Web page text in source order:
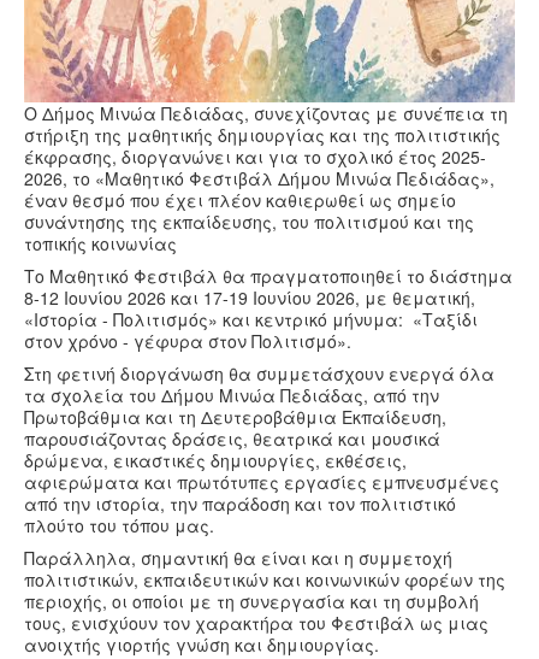
Ο Δήμος Μινώα Πεδιάδας, συνεχίζοντας με συνέπεια τη
στήριξη της μαθητικής δημιουργίας και της πολιτιστικής
έκφρασης, διοργανώνει και για το σχολικό έτος 2025-
2026, το «Μαθητικό Φεστιβάλ Δήμου Μινώα Πεδιάδας»,
έναν θεσμό που έχει πλέον καθιερωθεί ως σημείο
συνάντησης της εκπαίδευσης, του πολιτισμού και της
τοπικής κοινωνίας
Το Μαθητικό Φεστιβάλ θα πραγματοποιηθεί το διάστημα
8-12 Ιουνίου 2026 και 17-19 Ιουνίου 2026, με θεματική,
«Ιστορία - Πολιτισμός» και κεντρικό μήνυμα: «Ταξίδι
στον χρόνο - γέφυρα στον Πολιτισμό».
Στη φετινή διοργάνωση θα συμμετάσχουν ενεργά όλα
τα σχολεία του Δήμου Μινώα Πεδιάδας, από την
Πρωτοβάθμια και τη Δευτεροβάθμια Εκπαίδευση,
παρουσιάζοντας δράσεις, θεατρικά και μουσικά
δρώμενα, εικαστικές δημιουργίες, εκθέσεις,
αφιερώματα και πρωτότυπες εργασίες εμπνευσμένες
από την ιστορία, την παράδοση και τον πολιτιστικό
πλούτο του τόπου μας.
Παράλληλα, σημαντική θα είναι και η συμμετοχή
πολιτιστικών, εκπαιδευτικών και κοινωνικών φορέων της
περιοχής, οι οποίοι με τη συνεργασία και τη συμβολή
τους, ενισχύουν τον χαρακτήρα του Φεστιβάλ ως μιας
ανοιχτής γιορτής γνώση και δημιουργίας.